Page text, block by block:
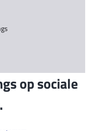
op sociale